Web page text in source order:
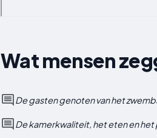
Wat mensen
De gasten genoten van het
De kamerkwaliteit, het eten en